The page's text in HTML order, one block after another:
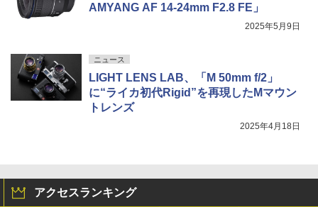
AMYANG AF 14-24mm F2.8 FE」
2025年5月9日
ニュース
LIGHT LENS LAB、「M 50mm f/2」
に“ライカ初代Rigid”を再現したMマウン
トレンズ
2025年4月18日
アクセスランキング